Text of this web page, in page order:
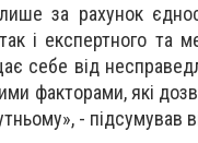
за рахунок
і експертного та
себе від
факторами, які
- підсумував